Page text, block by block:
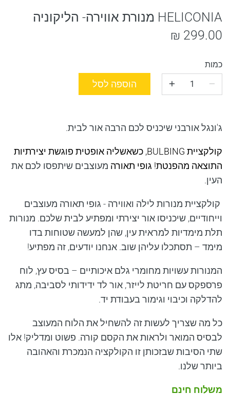
HELICONIA מנורת אווירה- הליקוניה
299.00 ₪
כמות
הוספה לסל
ג'ונגל אורבני שיכניס לכם הרבה אור לבית.
קולקציית BULBING, כשאשליה אופטית פוגשת יצירתיות
התוצאה מהפנטת! גופי תאורה מעוצבים שיתפסו לכם את
העין.
קולקציית מנורות לילה ואווירה - גופי תאורה מעוצבים
וייחודיים, שיכניסו אור יצירתי ומפתיע לבית שלכם. מנורות
תלת מימדיות למראית עין, שהן למעשה שטוחות בדו
מימד – תסתכלו עליהן שוב. אנחנו יודעים, זה מפתיע!
המנורות עשויות מחומרי גלם איכותיים – בסיס עץ, לוח
פרספקס עם חריטת לייזר, אור לד ידידותי לסביבה, מתג
להדלקה וכיבוי וגימור בעבודת יד.
כל מה שצריך לעשות זה להשחיל את הלוח המעוצב
לבסיס המואר ולראות את הקסם קורה. פשוט ומדליק! אלו
שתי הסיבות שבזכותן זו הקולקציה הנמכרת והאהובה
ביותר שלנו.
משלוח חינם